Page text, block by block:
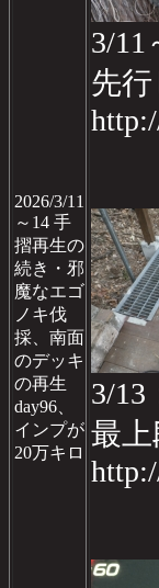
2026/3/11
～14 手
摺再生の
続き・邪
魔なエゴ
ノキ伐
採、南面
のデッキ
の再生
day96、
インプが
20万キロ
3/11
先
3/13
最